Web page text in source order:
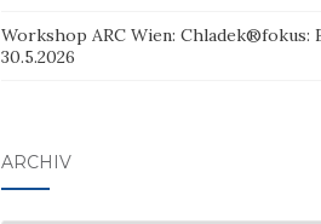
Workshop ARC Wien: Chladek®fokus:
30.5.2026
ARCHIV